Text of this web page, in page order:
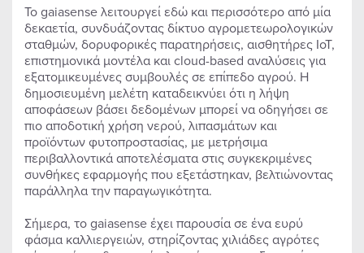
Το gaiasense λειτουργεί εδώ και περισσότερο από μία
δεκαετία, συνδυάζοντας δίκτυο αγρομετεωρολογικών
σταθμών, δορυφορικές παρατηρήσεις, αισθητήρες IoT,
επιστημονικά μοντέλα και cloud-based αναλύσεις για
εξατομικευμένες συμβουλές σε επίπεδο αγρού. Η
δημοσιευμένη μελέτη καταδεικνύει ότι η λήψη
αποφάσεων βάσει δεδομένων μπορεί να οδηγήσει σε
πιο αποδοτική χρήση νερού, λιπασμάτων και
προϊόντων φυτοπροστασίας, με μετρήσιμα
περιβαλλοντικά αποτελέσματα στις συγκεκριμένες
συνθήκες εφαρμογής που εξετάστηκαν, βελτιώνοντας
παράλληλα την παραγωγικότητα.
Σήμερα, το gaiasense έχει παρουσία σε ένα ευρύ
φάσμα καλλιεργειών, στηρίζοντας χιλιάδες αγρότες